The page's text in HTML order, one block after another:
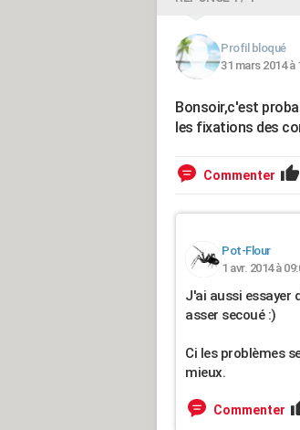
Profil bloqué
31 mars 2014 à
Bonsoir,c'est
les fixations des
Commenter
Pot-Flour
1 avr. 2014 à
J'ai aussi essayer
asser secoué :)
Ci les problèmes
mieux.
Commenter